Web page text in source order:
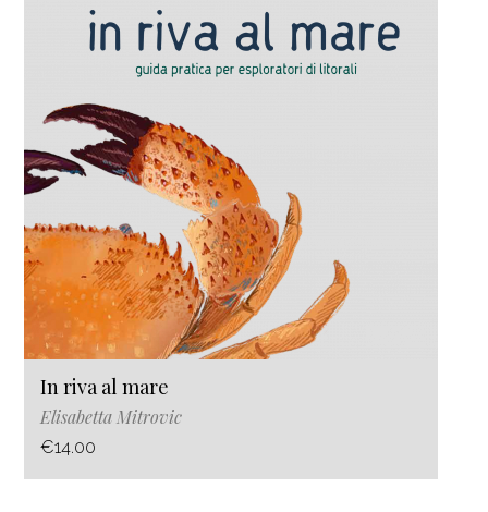
In riva al mare
Elisabetta Mitrovic
€14.00